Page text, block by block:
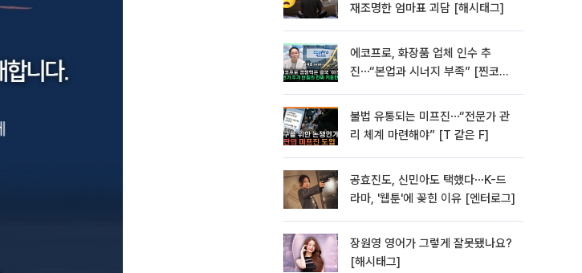
재조명한 엄마표 괴담 [해시태그]
에코프로, 화장품 업체 인수 추
진⋯“본업과 시너지 부족” [찐코노
불법 유통되는 미프진⋯“전문가 관
리 체계 마련해야” [T 같은 F]
공효진도, 신민아도 택했다⋯K-드
라마, '웹툰'에 꽂힌 이유 [엔터로그]
장원영 영어가 그렇게 잘못됐나요?
[해시태그]